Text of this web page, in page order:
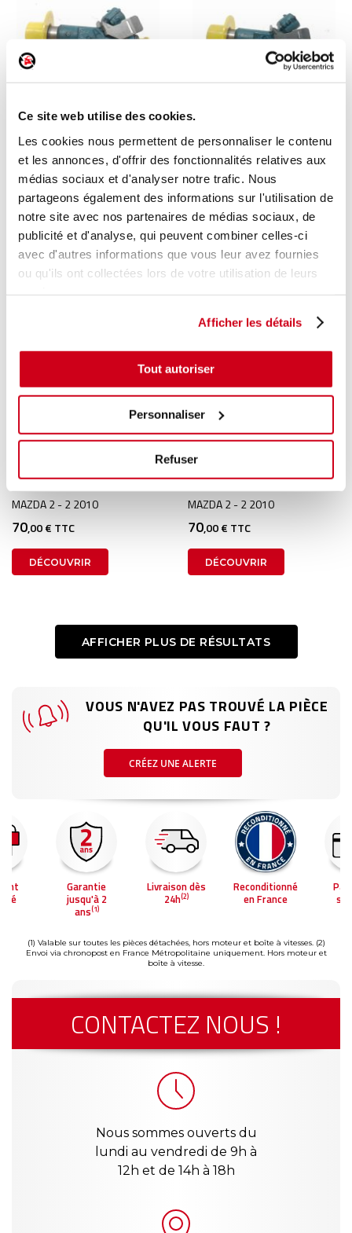
Ce site web utilise des cookies.
Les cookies nous permettent de personnaliser le contenu
et les annonces, d'offrir des fonctionnalités relatives aux
médias sociaux et d'analyser notre trafic. Nous
partageons également des informations sur l'utilisation de
notre site avec nos partenaires de médias sociaux, de
publicité et d'analyse, qui peuvent combiner celles-ci
avec d'autres informations que vous leur avez fournies
ou qu'ils ont collectées lors de votre utilisation de leurs
Afficher les détails
Tout autoriser
Personnaliser
Refuser
1 en stock
MAZDA 2 - 2 2010
70 ,00 € TTC
DÉCOUVRIR
1 en stock
MAZDA 2 - 2 2010
70
DÉCOUVRIR
MAZDA 2 - 2 2010
70,00 € TTC
DÉCOUVRIR
MAZDA 2 - 2 2010
70,00 € TTC
DÉCOUVRIR
AFFICHER PLUS DE RÉSULTATS
VOUS N'AVEZ PAS TROUVÉ LA PIÈCE
QU'IL VOUS FAUT ?
CRÉEZ UNE ALERTE
Garantie
jusqu'à 2
ans(1)
Livraison dès
24h(2)
Reconditionné
en France
(1) Valable sur toutes les pièces détachées, hors moteur et boîte à vitesses. (2)
Envoi via chronopost en France Métropolitaine uniquement. Hors moteur et
boîte à vitesse.
CONTACTEZ NOUS !
Nous sommes ouverts du
lundi au vendredi de 9h à
12h et de 14h à 18h